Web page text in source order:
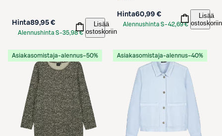
Hinta89,95 €
Alennushinta S-35,98 €
Lisää
ostoskoriin
Hinta60,99 €
Alennushinta S-42,69 €
Lisää
ostoskoriin
Asiakasomistaja-alennus−50% Asiakasomistaja-alennus−40%